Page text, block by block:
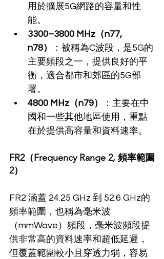
用於擴展5G網路的容量和性
能。
3300–3800 MHz（n77,
n78）
：被稱為C波段，是5G的
主要頻段之一，提供良好的平
衡，適合都市和郊區的5G部
署。
4800 MHz（n79）
：主要在中
國和一些其他地區使用，重點
在於提供高容量和資料速率。
FR2（Frequency Range 2, 頻率範圍
2）
FR2 涵蓋 24.25 GHz 到 52.6 GHz的
頻率範圍，也稱為毫米波
（mmWave）頻段，毫米波頻段提
供非常高的資料速率和超低延遲，
但覆蓋範圍較小且穿透力弱，容易